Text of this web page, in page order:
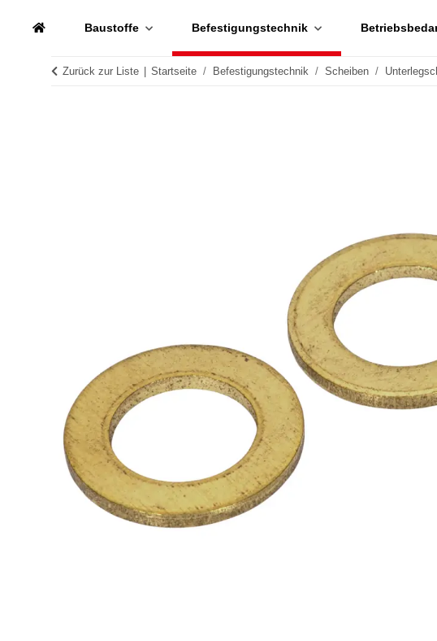
Baustoffe Befestigungstechnik
Zurück zur Liste Startseite Befestigungstechnik Scheiben